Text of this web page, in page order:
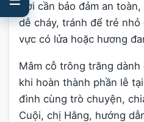
trời cần bảo đảm an
dễ cháy, tránh để trẻ nhỏ
vực có lửa hoặc hương
Mâm cỗ trông trăng
khi hoàn thành phần lễ
đình cùng trò chuyện,
Cuội, chị Hằng, hướng